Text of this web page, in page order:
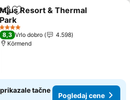
Deli Dodati u favorite
Mjus Resort & Thermal
Park
Pogledaj cene
4 Zvezdice
8,3 Vrlo dobro
4.598
Körmend
tačne
Pogledaj cene